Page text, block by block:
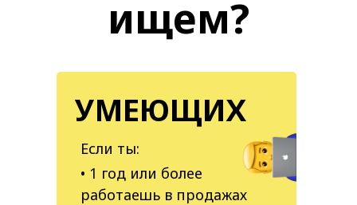
ищем?
УМЕЮЩИХ
Если ты:
• 1 год или более
работаешь в продажах